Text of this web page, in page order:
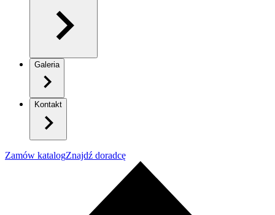
Galeria
Kontakt
Zamów katalogZnajdź doradcę